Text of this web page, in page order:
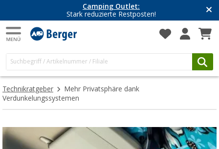
Camping Outlet:
Stark reduzierte Restposten!
Technikratgeber
Mehr Privatsphäre dank
Verdunkelungssystemen